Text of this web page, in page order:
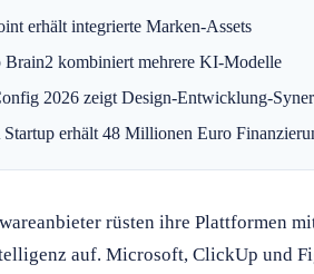
erhält integrierte Marken-Assets
kombiniert mehrere KI-Modelle
2026 zeigt Design-Entwicklung-
erhält 48 Millionen Euro
rüsten ihre Plattformen
auf. Microsoft, ClickUp und